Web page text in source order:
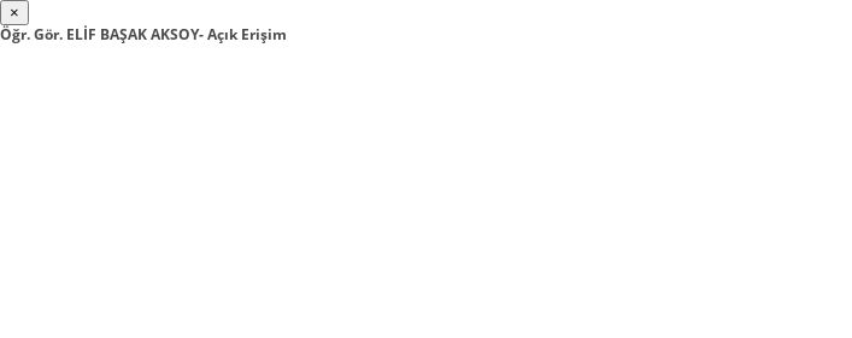
×
Öğr. Gör. ELİF BAŞAK AKSOY- Açık Erişim